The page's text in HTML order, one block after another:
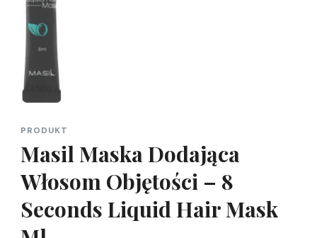
PRODUKT
Masil Maska Dodająca
Włosom Objętości – 8
Seconds Liquid Hair Mask